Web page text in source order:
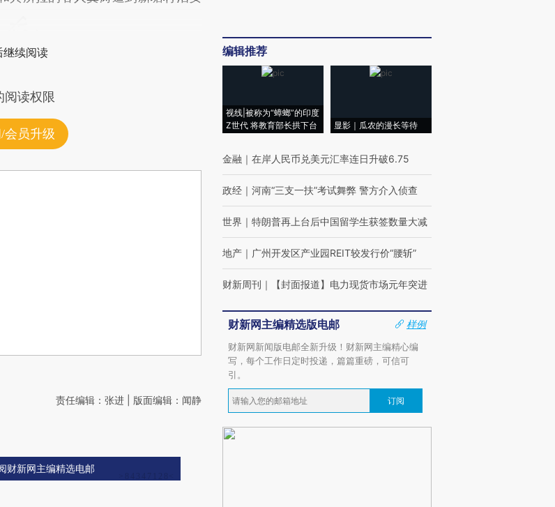
继续阅读
读权限
会员升级
责任编辑：张进 | 版面编辑：闻静
财新网主编精选电邮
编辑推荐
视线|被称为“蟑螂”的印度
Z世代 将教育部长拱下台
显影｜瓜农的漫长等待
金融 ｜ 在岸人民币兑美元汇率连日升破6.75
政经 ｜ 河南“三支一扶”考试舞弊 警方介入侦查
世界 ｜ 特朗普再上台后中国留学生获签数量大减
地产 ｜ 广州开发区产业园REIT较发行价“腰斩”
财新周刊 ｜ 【封面报道】电力现货市场元年突进
财新网主编精选版电邮
样例
财新网新闻版电邮全新升级！财新网主编精心编
写，每个工作日定时投递，篇篇重磅，可信可
引。
订阅